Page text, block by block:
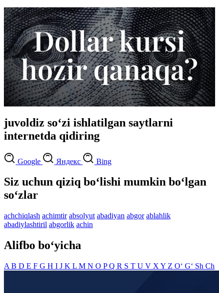
juvoldiz so‘zi ishlatilgan saytlarni
internetda qidiring
Google Яндекс Bing
Siz uchun qiziq bo‘lishi mumkin bo‘lgan
so‘zlar
achchiqlash achimtir absolyut abadiyan abgor ablahlik
abadiylashtiril abgorlik achin
Alifbo bo‘yicha
A B D E F G H I J K L M N O PQ R S T U V X Y Z O‘ G‘ Sh Ch